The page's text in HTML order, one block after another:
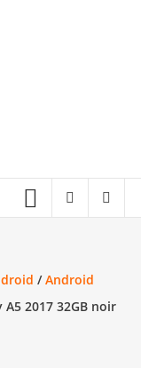
/Android
2017 32GB noir